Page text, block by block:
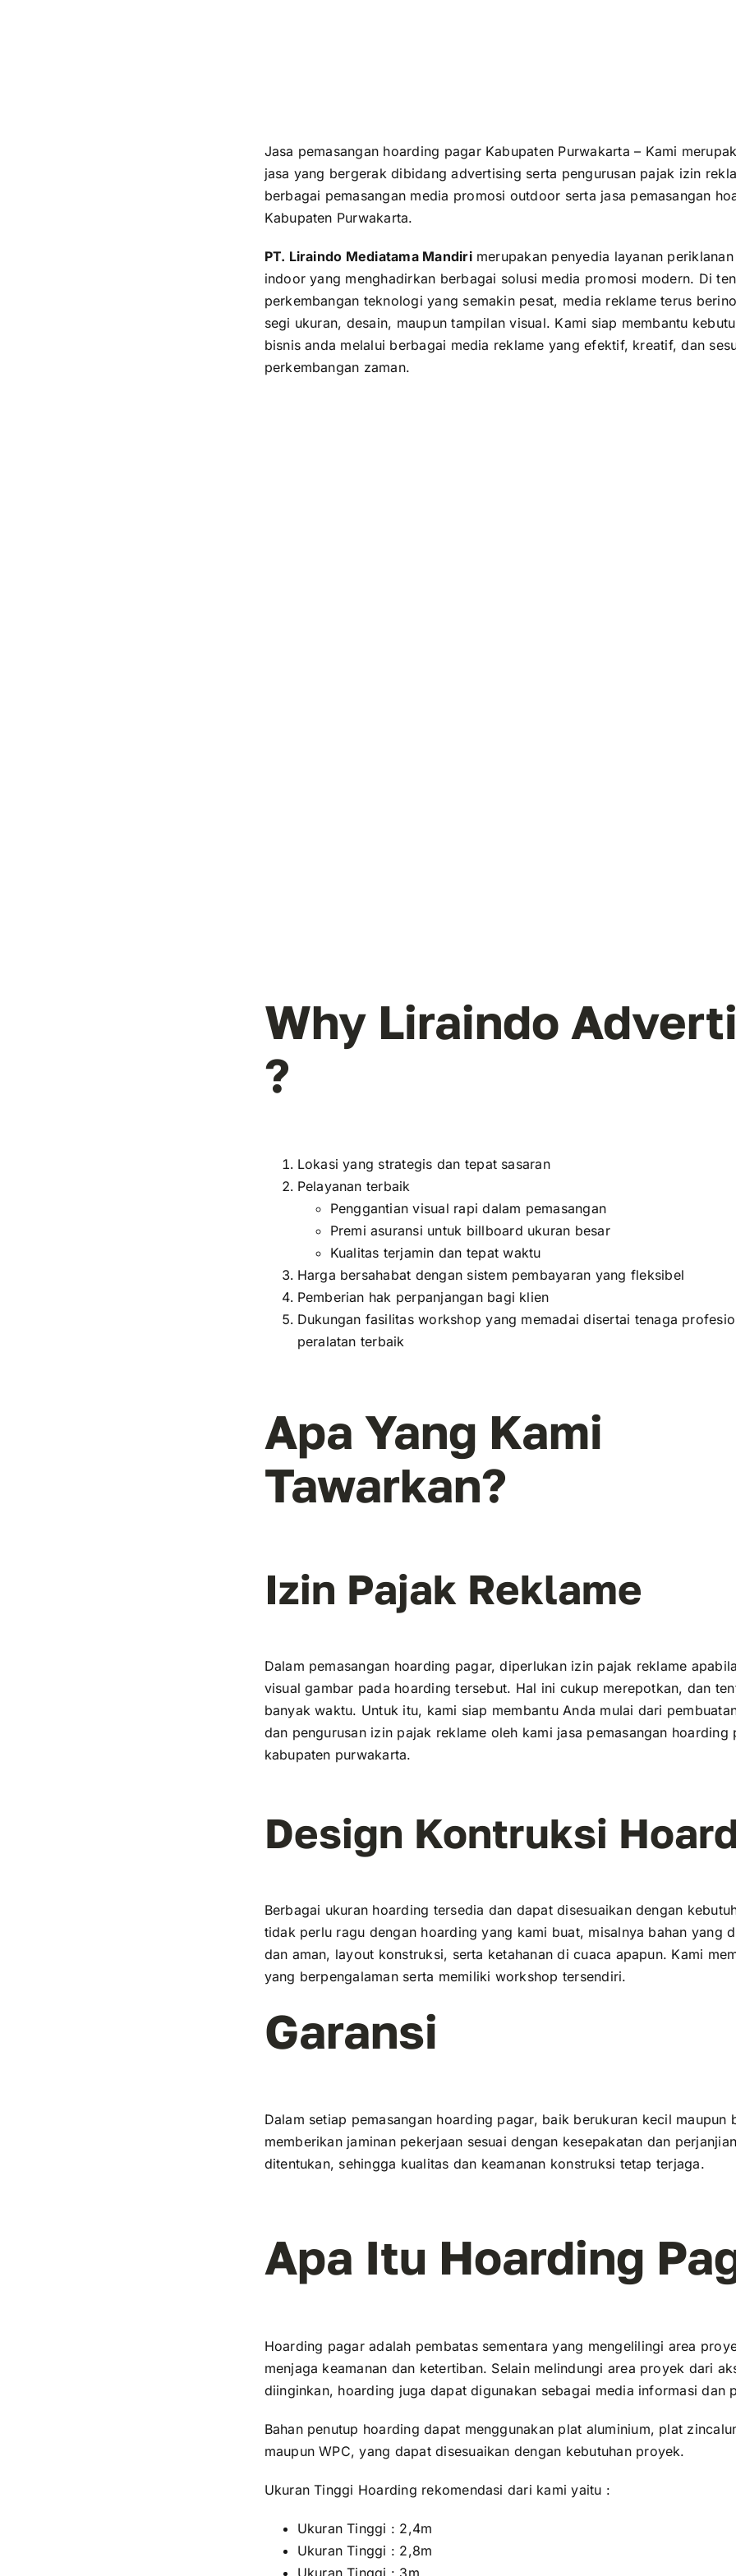
Jasa pemasangan hoarding pagar Kabupaten Purwakarta – Kami
jasa yang bergerak dibidang advertising serta pengurusan pajak izin
berbagai pemasangan media promosi outdoor serta jasa pemasangan
Kabupaten Purwakarta.
PT. Liraindo Mediatama Mandirimerupakan penyedia layanan
indoor yang menghadirkan berbagai solusi media promosi modern. Di
perkembangan teknologi yang semakin pesat, media reklame terus
segi ukuran, desain, maupun tampilan visual. Kami siap membantu
bisnis anda melalui berbagai media reklame yang efektif, kreatif, dan
perkembangan zaman.
Why Liraindo
?
Lokasi yang strategis dan tepat sasaran
Pelayanan terbaik
Penggantian visual rapi dalam pemasangan
Premi asuransi untuk billboard ukuran besar
Kualitas terjamin dan tepat waktu
Harga bersahabat dengan sistem pembayaran yang fleksibel
Pemberian hak perpanjangan bagi klien
Dukungan fasilitas workshop yang memadai disertai tenaga
peralatan terbaik
Apa Yang Kami
Tawarkan?
Izin Pajak Reklame
Dalam pemasangan hoarding pagar, diperlukan izin pajak reklame
visual gambar pada hoarding tersebut. Hal ini cukup merepotkan, dan
banyak waktu. Untuk itu, kami siap membantu Anda mulai dari
dan pengurusan izin pajak reklame oleh kami jasa pemasangan hoarding
kabupaten purwakarta.
Design Kontruksi
Berbagai ukuran hoarding tersedia dan dapat disesuaikan dengan
tidak perlu ragu dengan hoarding yang kami buat, misalnya bahan yang
dan aman, layout konstruksi, serta ketahanan di cuaca apapun. Kami
yang berpengalaman serta memiliki workshop tersendiri.
Garansi
Dalam setiap pemasangan hoarding pagar, baik berukuran kecil maupun
memberikan jaminan pekerjaan sesuai dengan kesepakatan dan
ditentukan, sehingga kualitas dan keamanan konstruksi tetap terjaga.
Apa Itu Hoarding
Hoarding pagar adalah pembatas sementara yang mengelilingi area
menjaga keamanan dan ketertiban. Selain melindungi area proyek dari
diinginkan, hoarding juga dapat digunakan sebagai media informasi dan
Bahan penutup hoarding dapat menggunakan plat aluminium, plat
maupun WPC, yang dapat disesuaikan dengan kebutuhan proyek.
Ukuran Tinggi Hoarding rekomendasi dari kami yaitu :
Ukuran Tinggi : 2,4m
Ukuran Tinggi : 2,8m
Ukuran Tinggi : 3m